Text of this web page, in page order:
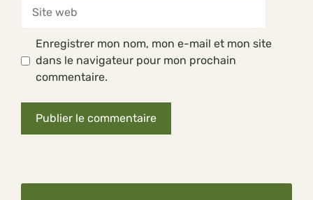
Enregistrer mon nom, mon e-mail et mon site
dans le navigateur pour mon prochain
commentaire.